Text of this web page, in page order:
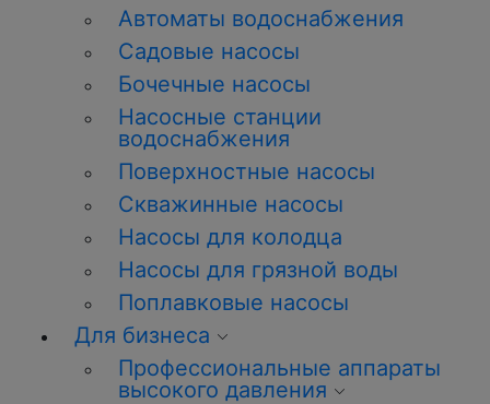
Автоматы водоснабжения
Садовые насосы
Бочечные насосы
Насосные станции
водоснабжения
Поверхностные насосы
Скважинные насосы
Насосы для колодца
Насосы для грязной воды
Поплавковые насосы
Для бизнеса
Профессиональные аппараты
высокого давления